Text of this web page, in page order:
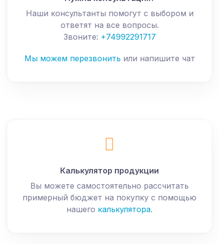
Наши консультанты помогут с выбором и
ответят на все вопросы.
Звоните: +74992291717
Мы можем перезвонить или напишите чат
Калькулятор продукции
Вы можете самостоятельно рассчитать
примерный бюджет на покупку с помощью
нашего калькулятора.